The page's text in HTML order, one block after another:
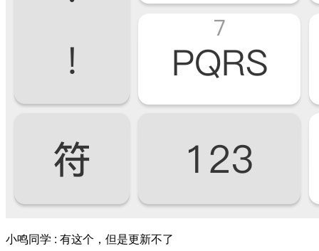
小鸣同学 : 有这个，但是更新不了